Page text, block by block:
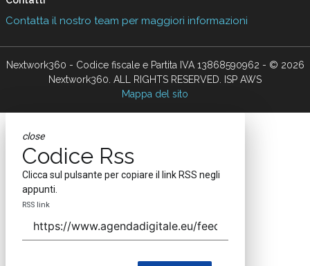
Contatta il nostro team per maggiori informazioni
Nextwork360 - Codice fiscale e Partita IVA 13868590962 - © 2026
Nextwork360. ALL RIGHTS RESERVED. ISP AWS
Mappa del sito
close
Codice Rss
Clicca sul pulsante per copiare il link RSS negli
appunti.
RSS link